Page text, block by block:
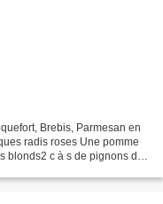
Brebis, Parmesan en
radis roses Une pomme
blonds2 c à s de pignons de